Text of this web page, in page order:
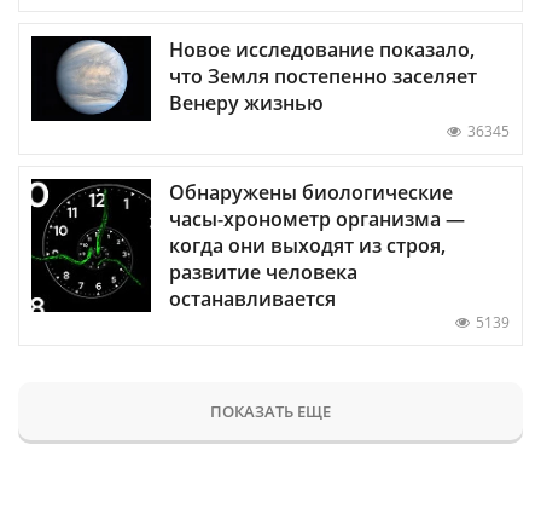
Новое исследование показало,
что Земля постепенно заселяет
Венеру жизнью
36345
Обнаружены биологические
часы-хронометр организма —
когда они выходят из строя,
развитие человека
останавливается
5139
ПОКАЗАТЬ ЕЩЕ